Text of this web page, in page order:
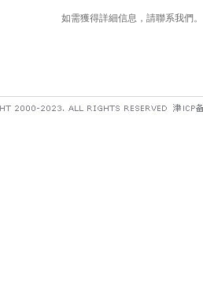
如需獲得詳細信息，請聯系我們。